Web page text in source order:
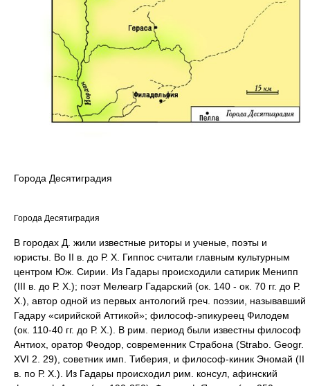
Города Десятиградия
Города Десятиградия
В городах Д. жили известные риторы и ученые, поэты и
юристы. Во II в. до Р. Х. Гиппос считали главным культурным
центром Юж. Сирии. Из Гадары происходили сатирик Менипп
(III в. до Р. Х.); поэт Мелеагр Гадарский (ок. 140 - ок. 70 гг. до Р.
Х.), автор одной из первых антологий греч. поэзии, называвший
Гадару «сирийской Аттикой»; философ-эпикуреец Филодем
(ок. 110-40 гг. до Р. Х.). В рим. период были известны философ
Антиох, оратор Феодор, современник Страбона (Strabo. Geogr.
XVI 2. 29), советник имп. Тиберия, и философ-киник Эномай (II
в. по Р. Х.). Из Гадары происходил рим. консул, афинский